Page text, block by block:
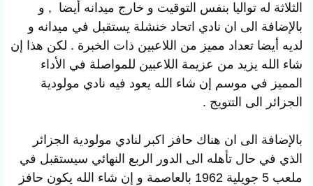
الثلاثة له تواليا بنفس التوقيت و خارج ميدانه أيضا , و
بالإضافة الى ان نادي اتحاد خنشلة يستقبل في ميدانه و
لديه أيضا تعداد مميز من اللاعبين ذات الخبرة . لكن هذا إن
شاء الله يزيد من عزيمة اللاعبين للمواصلة في الأداء
المميز في موسم إن شاء الله يعود فيه نادي مولودية
الجزائر الى التتويج .
بالإضافة الى ان هناك حافز اكبر لنادي مولودية الجزائر
الذي في حال تأهله الى الدور الربع النهائي سيستقبل في
ملعب 5 جويلية 1962 بالعاصمة و إن شاء الله يكون حافز